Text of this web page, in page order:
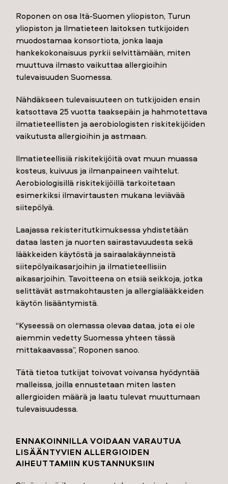
Roponen on osa Itä-Suomen yliopiston, Turun
yliopiston ja Ilmatieteen laitoksen tutkijoiden
muodostamaa konsortiota, jonka laaja
hankekokonaisuus pyrkii selvittämään, miten
muuttuva ilmasto vaikuttaa allergioihin
tulevaisuuden Suomessa.
Nähdäkseen tulevaisuuteen on tutkijoiden ensin
katsottava 25 vuotta taaksepäin ja hahmotettava
ilmatieteellisten ja aerobiologisten riskitekijöiden
vaikutusta allergioihin ja astmaan.
Ilmatieteellisiä riskitekijöitä ovat muun muassa
kosteus, kuivuus ja ilmanpaineen vaihtelut.
Aerobiologisillä riskitekijöillä tarkoitetaan
esimerkiksi ilmavirtausten mukana leviävää
siitepölyä.
Laajassa rekisteritutkimuksessa yhdistetään
dataa lasten ja nuorten sairastavuudesta sekä
lääkkeiden käytöstä ja sairaalakäynneistä
siitepölyaikasarjoihin ja ilmatieteellisiin
aikasarjoihin. Tavoitteena on etsiä seikkoja, jotka
selittävät astmakohtausten ja allergialääkkeiden
käytön lisääntymistä.
“Kyseessä on olemassa olevaa dataa, jota ei ole
aiemmin vedetty Suomessa yhteen tässä
mittakaavassa”, Roponen sanoo.
Tätä tietoa tutkijat toivovat voivansa hyödyntää
malleissa, joilla ennustetaan miten lasten
allergioiden määrä ja laatu tulevat muuttumaan
tulevaisuudessa.
ENNAKOINNILLA VOIDAAN VARAUTUA
LISÄÄNTYVIEN ALLERGIOIDEN
AIHEUTTAMIIN KUSTANNUKSIIN